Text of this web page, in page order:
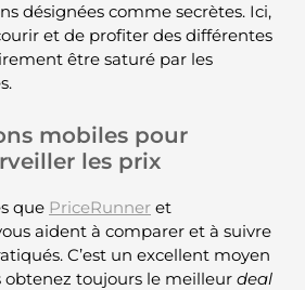
désignées comme secrètes. Ici,
et de profiter des différentes
être saturé par les
mobiles pour
les prix
que PriceRunner et
aident à comparer et à suivre
C’est un excellent moyen
obtenez toujours le meilleur deal